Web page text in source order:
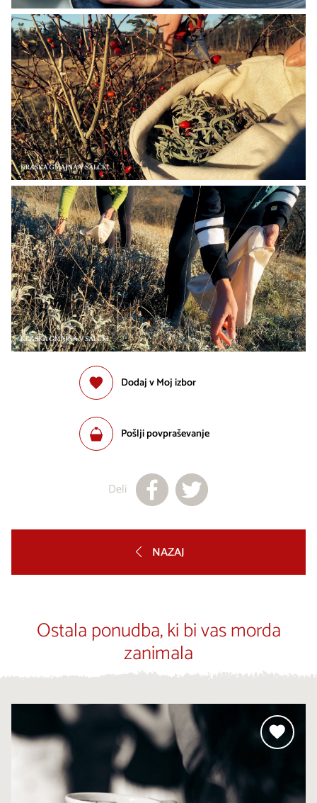
Dodaj v Moj izbor
Pošlji povpraševanje
Deli
NAZAJ
Ostala ponudba, ki bi vas morda
zanimala